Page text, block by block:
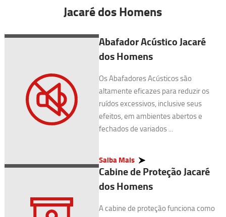
Jacaré dos Homens
Abafador Acústico Jacaré
dos Homens
Os Abafadores Acústicos são
altamente eficazes para reduzir os
ruídos excessivos, inclusive seus
efeitos, em ambientes abertos e
fechados de variados ...
Saiba Mais
Cabine de Proteção Jacaré
dos Homens
A cabine de proteção funciona como